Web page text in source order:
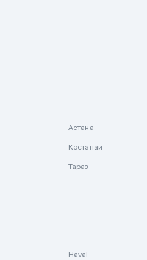
Астана
Костанай
Тараз
Haval